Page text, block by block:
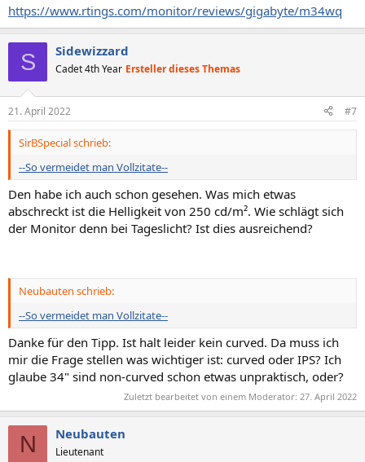
https://www.rtings.com/monitor/reviews/gigabyte/m34wq
S Sidewizzard
Cadet 4th Year Ersteller dieses Themas
21. April 2022 #7
SirBSpecial schrieb:
--So vermeidet man Vollzitate--
Den habe ich auch schon gesehen. Was mich etwas
abschreckt ist die Helligkeit von 250 cd/m². Wie schlägt sich
der Monitor denn bei Tageslicht? Ist dies ausreichend?
Neubauten schrieb:
--So vermeidet man Vollzitate--
Danke für den Tipp. Ist halt leider kein curved. Da muss ich
mir die Frage stellen was wichtiger ist: curved oder IPS? Ich
glaube 34" sind non-curved schon etwas unpraktisch, oder?
Zuletzt bearbeitet von einem Moderator: 27. April 2022
N Neubauten
Lieutenant